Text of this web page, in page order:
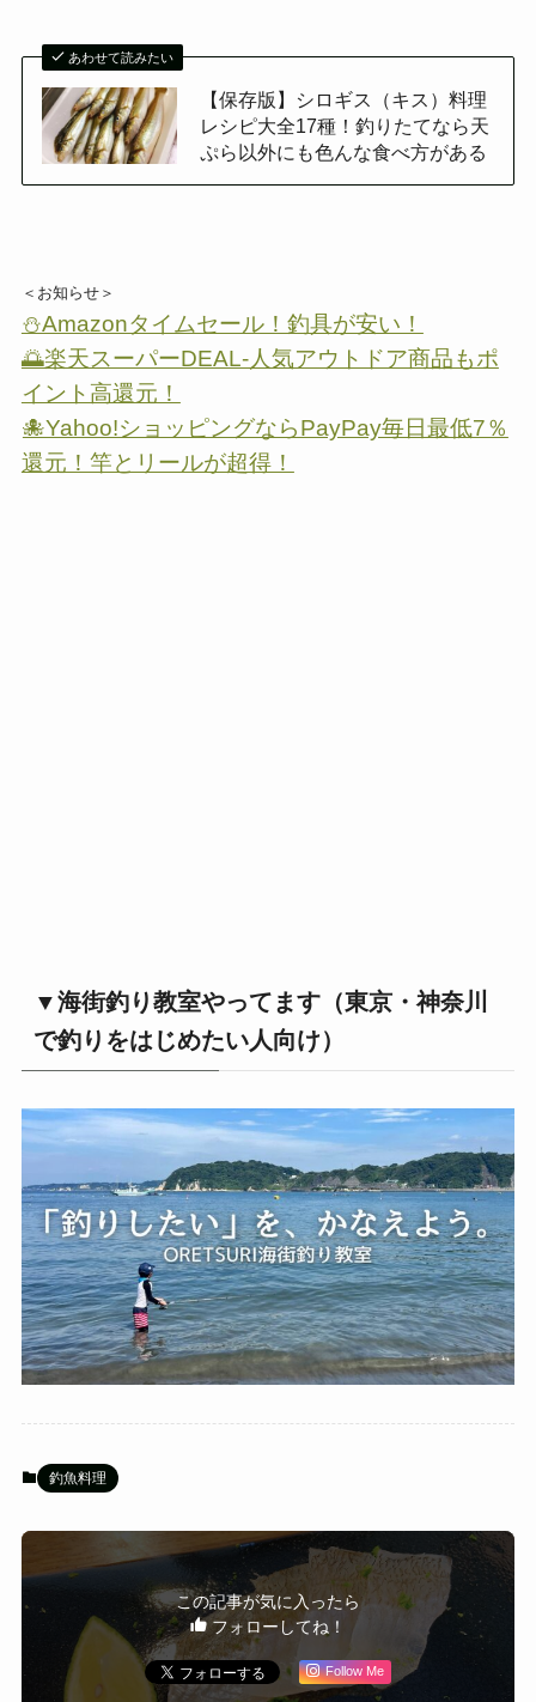
あわせて読みたい
【保存版】シロギス（キス）料理
レシピ大全17種！釣りたてなら天
ぷら以外にも色んな食べ方がある
＜お知らせ＞
⛄Amazonタイムセール！釣具が安い！
🌅楽天スーパーDEAL-人気アウトドア商品もポ
イント高還元！
🐙Yahoo!ショッピングならPayPay毎日最低7％
還元！竿とリールが超得！
▼海街釣り教室やってます（東京・神奈川
で釣りをはじめたい人向け）
釣魚料理
この記事が気に入ったら
フォローしてね！
Follow Me